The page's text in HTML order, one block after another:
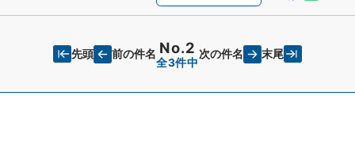
先頭 前の件名 No.2
全3件中
次の件名 末尾